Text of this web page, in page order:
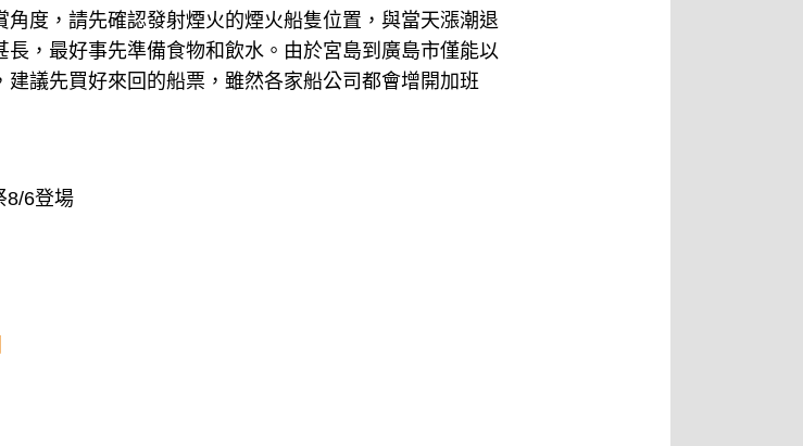
度，請先確認發射煙火的煙火船隻位置，與當天漲潮退
，最好事先準備食物和飲水。由於宮島到廣島市僅能以
議先買好來回的船票，雖然各家船公司都會增開加班
8/6登場